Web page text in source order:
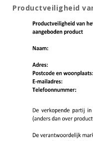
Productveiligheid